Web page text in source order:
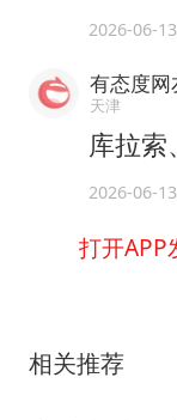
2026-06-13
有态度
天津
库拉索
2026-06-13
打开APP
相关推荐